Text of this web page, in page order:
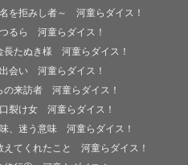
を拒みし者～ 河童らダイス！
るら 河童らダイス！
たぬき様 河童らダイス！
会い 河童らダイス！
来訪者 河童らダイス！
裂け女 河童らダイス！
、迷う意味 河童らダイス！
てくれたこと 河童らダイス！